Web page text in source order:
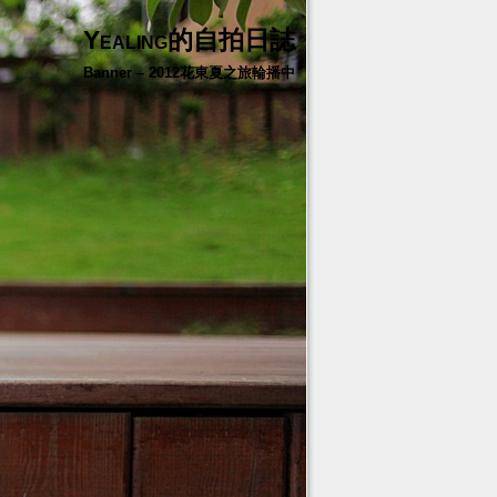
Yealing的自拍日誌
Banner – 2012花東夏之旅輪播中